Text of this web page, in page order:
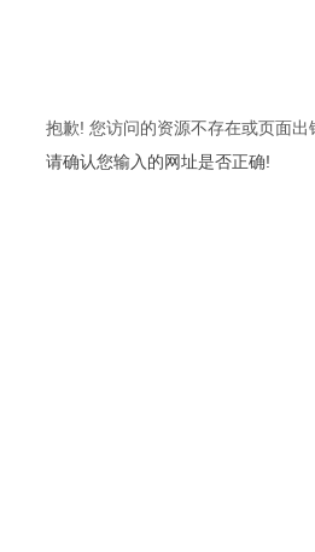
抱歉! 您访问的资源不存在或页面出
请确认您输入的网址是否正确!